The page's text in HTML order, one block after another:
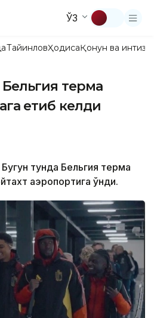
ЎЗ
ТайинловҲодисаҚонун ва
терма
етиб келди
тунда Бельгия терма
аэропортига қўнди.